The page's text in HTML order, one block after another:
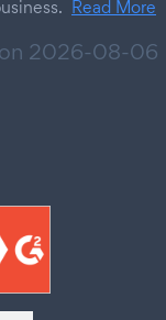
Read More
2026-08-06